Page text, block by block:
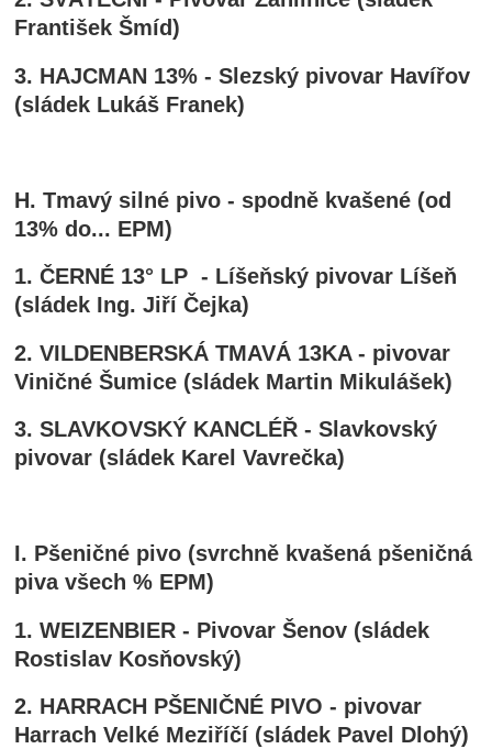
František Šmíd)
3. HAJCMAN 13% - Slezský pivovar Havířov
(sládek Lukáš Franek)
H. Tmavý silné pivo - spodně kvašené (od
13% do... EPM)
1. ČERNÉ 13° LP - Líšeňský pivovar Líšeň
(sládek Ing. Jiří Čejka)
2. VILDENBERSKÁ TMAVÁ 13KA - pivovar
Viničné Šumice (sládek Martin Mikulášek)
3. SLAVKOVSKÝ KANCLÉŘ - Slavkovský
pivovar (sládek Karel Vavrečka)
I. Pšeničné pivo (svrchně kvašená pšeničná
piva všech % EPM)
1. WEIZENBIER - Pivovar Šenov (sládek
Rostislav Kosňovský)
2. HARRACH PŠENIČNÉ PIVO - pivovar
Harrach Velké Meziříčí (sládek Pavel Dlohý)